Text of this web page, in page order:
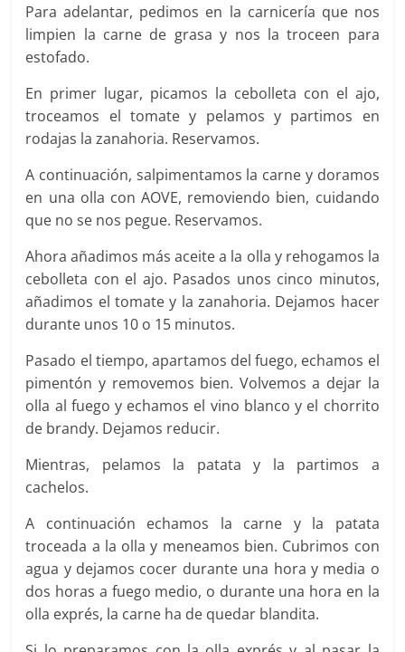
Para adelantar, pedimos en la carnicería que nos
limpien la carne de grasa y nos la troceen para
estofado.
En primer lugar, picamos la cebolleta con el ajo,
troceamos el tomate y pelamos y partimos en
rodajas la zanahoria. Reservamos.
A continuación, salpimentamos la carne y doramos
en una olla con AOVE, removiendo bien, cuidando
que no se nos pegue. Reservamos.
Ahora añadimos más aceite a la olla y rehogamos la
cebolleta con el ajo. Pasados unos cinco minutos,
añadimos el tomate y la zanahoria. Dejamos hacer
durante unos 10 o 15 minutos.
Pasado el tiempo, apartamos del fuego, echamos el
pimentón y removemos bien. Volvemos a dejar la
olla al fuego y echamos el vino blanco y el chorrito
de brandy. Dejamos reducir.
Mientras, pelamos la patata y la partimos a
cachelos.
A continuación echamos la carne y la patata
troceada a la olla y meneamos bien. Cubrimos con
agua y dejamos cocer durante una hora y media o
dos horas a fuego medio, o durante una hora en la
olla exprés, la carne ha de quedar blandita.